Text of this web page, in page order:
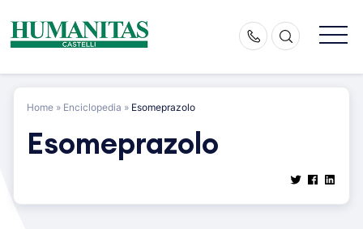
content
Home » Enciclopedia » Esomeprazolo
Esomeprazolo